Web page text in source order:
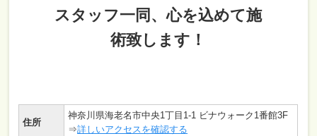
スタッフ一同、心を込めて施
術致します！
住所
神奈川県海老名市中央1丁目1-1 ビナウォーク1番館3F
⇒詳しいアクセスを確認する